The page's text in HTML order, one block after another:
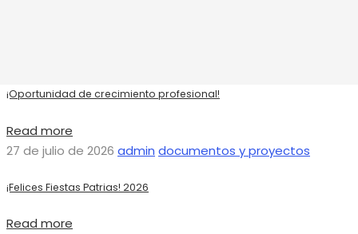
¡Oportunidad de crecimiento profesional!
Read more
27 de julio de 2026 admin documentos y proyectos
¡Felices Fiestas Patrias! 2026
Read more